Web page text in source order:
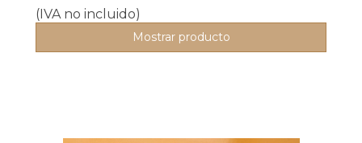
(IVA no incluido)
Mostrar producto